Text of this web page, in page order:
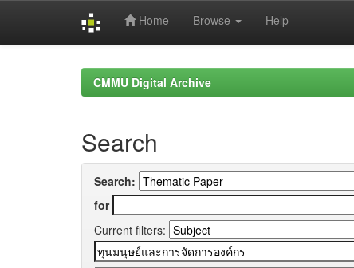
Home Browse Help
CMMU Digital Archive
Search
Search:
for
Current filters: